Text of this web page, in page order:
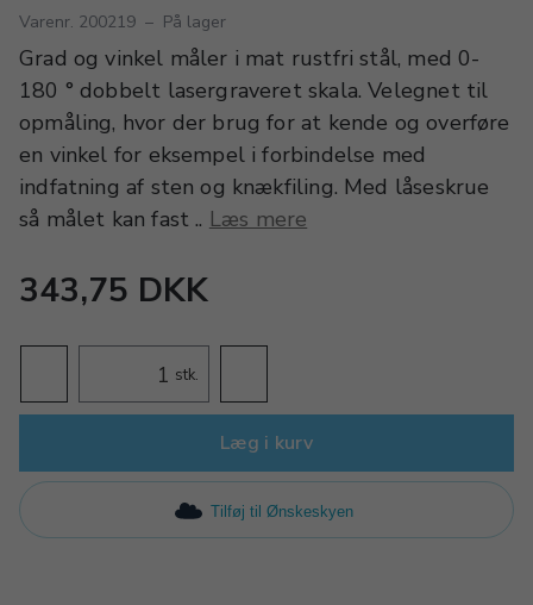
Varenr. 200219 – På lager
Grad og vinkel måler i mat rustfri stål, med 0-
180 ° dobbelt lasergraveret skala. Velegnet til
opmåling, hvor der brug for at kende og overføre
en vinkel for eksempel i forbindelse med
indfatning af sten og knækfiling. Med låseskrue
så målet kan fast .. Læs mere
343,75 DKK
stk.
Læg i kurv
Tilføj til Ønskeskyen